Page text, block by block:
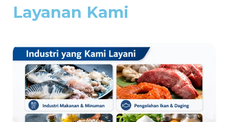
Layanan Kami